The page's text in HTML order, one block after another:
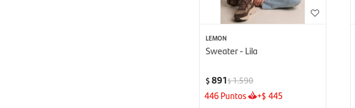
LEMON
Sweater - Lila
$891$1.590
446Puntos +$ 445